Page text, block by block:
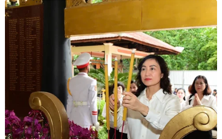
thân. "Tôi thấy các sản phẩm quà tặng tại hệ
thống siêu thị được thiết kế với mẫu mã đẹp,
mức giá hợp lý và tiện dụng cho cánh 'mày râu'
dễ dàng lựa chọn," anh Hùng chia sẻ.
Tương tự, hệ thống siêu thị WinMart triển khai
tuần lễ khuyến mãi "Nhan sắc thăng hạng - Rộn
ràng săn sale" với nhiều ưu đãi hấp dẫn áp
dụng cho hàng loạt sản phẩm mỹ phẩm, đồ
dùng chăm sóc cá nhân như bộ sữa tắm dưỡng